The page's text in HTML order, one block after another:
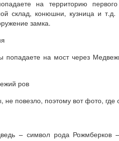
на территорию
склад, конюшни, кузница и
замка.
попадаете на мост через
повезло, поэтому вот фото, где
– символ рода Рожмберков